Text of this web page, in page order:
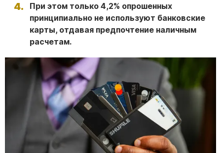
При этом только 4,2% опрошенных
принципиально не используют банковские
карты, отдавая предпочтение наличным
расчетам.